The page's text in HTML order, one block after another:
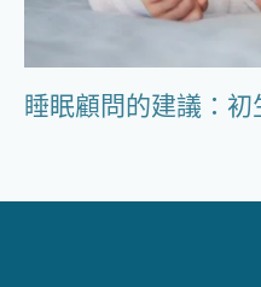
睡眠顧問的建議：